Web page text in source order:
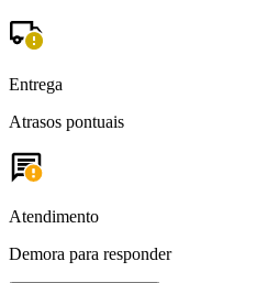
Entrega
Atrasos pontuais
Atendimento
Demora para responder